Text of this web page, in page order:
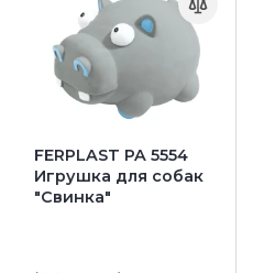
FERPLAST PA 5554
Игрушка для собак
"Свинка"